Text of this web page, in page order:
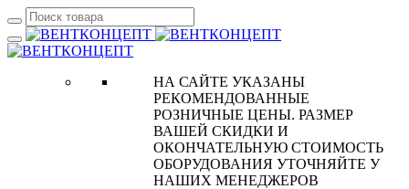
НА САЙТЕ УКАЗАНЫ
РЕКОМЕНДОВАННЫЕ
РОЗНИЧНЫЕ ЦЕНЫ. РАЗМЕР
ВАШЕЙ СКИДКИ И
ОКОНЧАТЕЛЬНУЮ СТОИМОСТЬ
ОБОРУДОВАНИЯ УТОЧНЯЙТЕ У
НАШИХ МЕНЕДЖЕРОВ